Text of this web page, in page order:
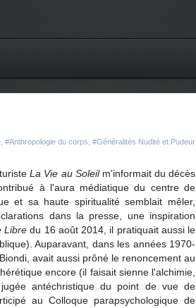
#Anthropologie du corps #Généralités Nudité et Pudeur
La Vie au Soleilm'informait du décès
à l'aura médiatique du centre de
et sa haute spiritualité semblait mêler,
dans la presse, une inspiration
Libre du 16 août 2014, il pratiquait aussi le
Auparavant, dans les années 1970-
avait aussi prôné le renoncement au
encore (il faisait sienne l'alchimie,
antéchristique du point de vue de
au Colloque parapsychologique de